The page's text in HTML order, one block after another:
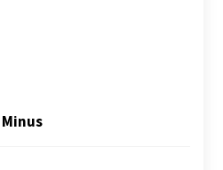
Minus